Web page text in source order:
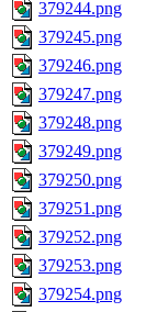
379244.png
379245.png
379246.png
379247.png
379248.png
379249.png
379250.png
379251.png
379252.png
379253.png
379254.png